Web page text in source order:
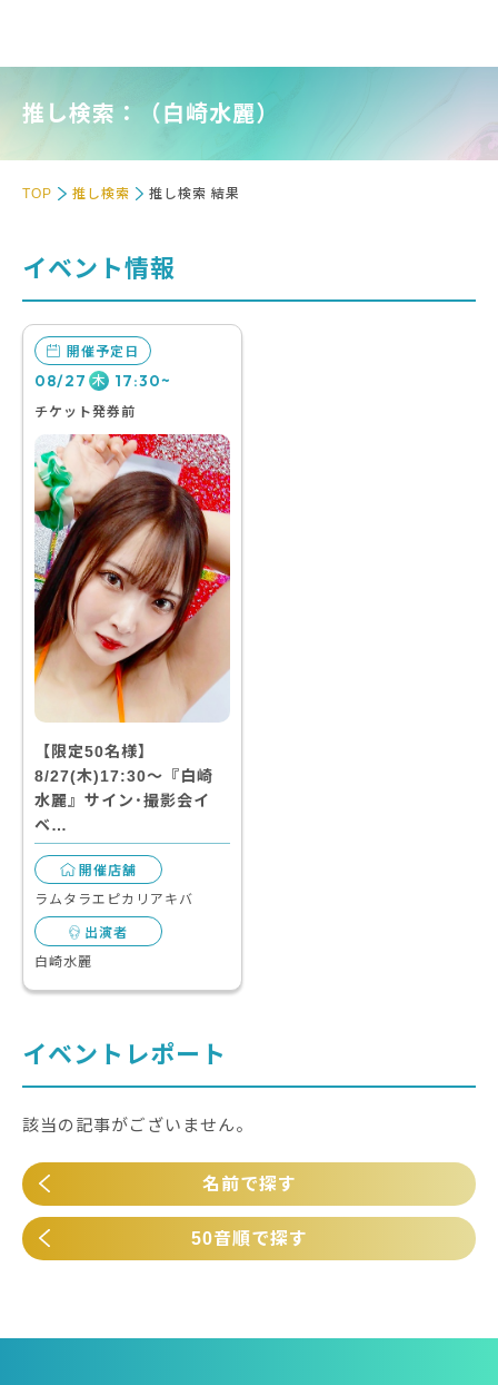
推し検索：（白崎水麗）
TOP 推し検索 推し検索 結果
イベント情報
開催予定日
08/27 木 17:30~
チケット発券前
【限定50名様】
8/27(木)17:30～『白崎
水麗』サイン･撮影会イ
ベ…
開催店舗
ラムタラエピカリアキバ
出演者
白崎水麗
イベントレポート
該当の記事がございません。
名前で探す
50音順で探す